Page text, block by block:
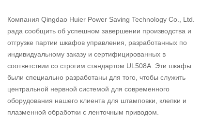
Компания Qingdao Huier Power Saving Technology Co., Ltd.
рада сообщить об успешном завершении производства и
отгрузке партии шкафов управления, разработанных по
индивидуальному заказу и сертифицированных в
соответствии со строгим стандартом UL508A. Эти шкафы
были специально разработаны для того, чтобы служить
центральной нервной системой для современного
оборудования нашего клиента для штамповки, клепки и
плазменной обработки с ленточным приводом.